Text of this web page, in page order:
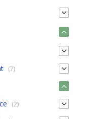
(7)
(2)